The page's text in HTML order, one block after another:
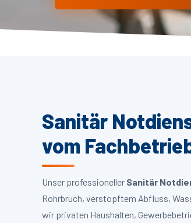
Sanitär
vom
Unser professioneller Sanitär
Rohrbruch, verstopftem Abfluss,
wir privaten Haushalten,